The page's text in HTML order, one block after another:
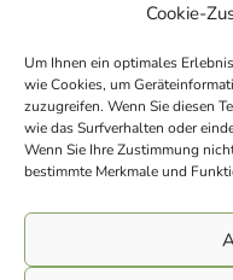
Cookie-
Um Ihnen ein optimales
wie Cookies, um
zuzugreifen. Wenn Sie diesen
wie das Surfverhalten oder
Wenn Sie Ihre Zustimmung
bestimmte Merkmale und
Einfache Sprache
Kontakt
Impressum